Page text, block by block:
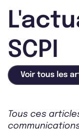
SCPI
Voir tous les
Tous ces